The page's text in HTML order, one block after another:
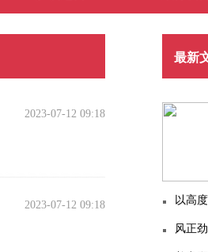
2023-07-12 09:18
2023-07-12 09:18
最新
以高
风正